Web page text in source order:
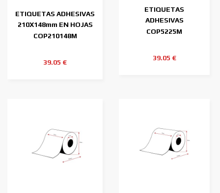
ETIQUETAS ADHESIVAS
210X148mm EN HOJAS
DIN-A4
COP210148M
39.05 €
ETIQUETAS
ADHESIVAS
52,5X25,4mm EN
COP5225M
39.05 €